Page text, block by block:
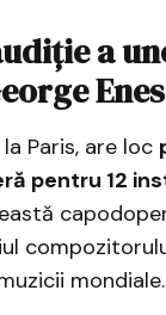
a
Paris, are loc
pentru 12
mondiale.